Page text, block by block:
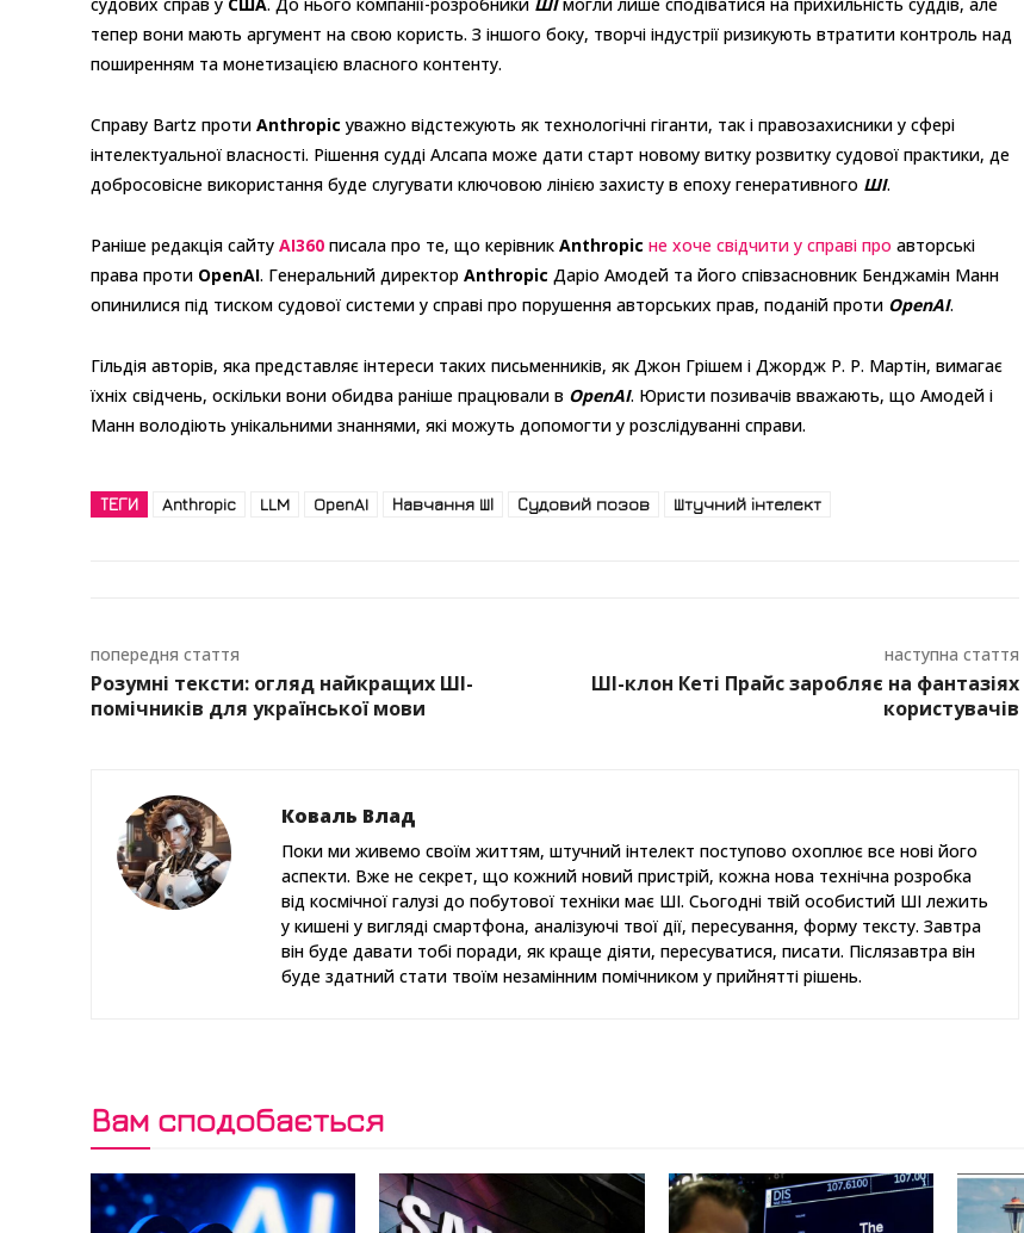
судових справ у США. До нього компанії-розробники ШІмогли лише сподіватися на прихильність суддів, але
тепер вони мають аргумент на свою користь. З іншого боку, творчі індустрії ризикують втратити контроль над
поширенням та монетизацією власного контенту.
Справу Bartz проти Anthropic уважно відстежують як технологічні гіганти, так і правозахисники у сфері
інтелектуальної власності. Рішення судді Алсапа може дати старт новому витку розвитку судової практики, де
добросовісне використання буде слугувати ключовою лінією захисту в епоху генеративного ШІ.
Раніше редакція сайту AI360 писала про те, що керівник Anthropic не хоче свідчити у справі про авторські
права проти OpenAI. Генеральний директор Anthropic Даріо Амодей та його співзасновник Бенджамін Манн
опинилися під тиском судової системи у справі про порушення авторських прав, поданій проти OpenAI.
Гільдія авторів, яка представляє інтереси таких письменників, як Джон Грішем і Джордж Р. Р. Мартін, вимагає
їхніх свідчень, оскільки вони обидва раніше працювали в OpenAI. Юристи позивачів вважають, що Амодей і
Манн володіють унікальними знаннями, які можуть допомогти у розслідуванні справи.
ТЕГИ Anthropic LLM OpenAI Навчання ШІ Судовий позов Штучний інтелект
попередня стаття
Розумні тексти: огляд найкращих ШІ-
помічників для української мови
наступна стаття
ШІ-клон Кеті Прайс заробляє на фантазіях
користувачів
Коваль Влад
Поки ми живемо своїм життям, штучний інтелект поступово охоплює все нові його
аспекти. Вже не секрет, що кожний новий пристрій, кожна нова технічна розробка
від космічної галузі до побутової техніки має ШІ. Сьогодні твій особистий ШІ лежить
у кишені у вигляді смартфона, аналізуючі твої дії, пересування, форму тексту. Завтра
він буде давати тобі поради, як краще діяти, пересуватися, писати. Післязавтра він
буде здатний стати твоїм незамінним помічником у прийнятті рішень.
Вам сподобається